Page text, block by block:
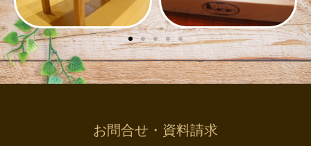
お問合せ・資料請求